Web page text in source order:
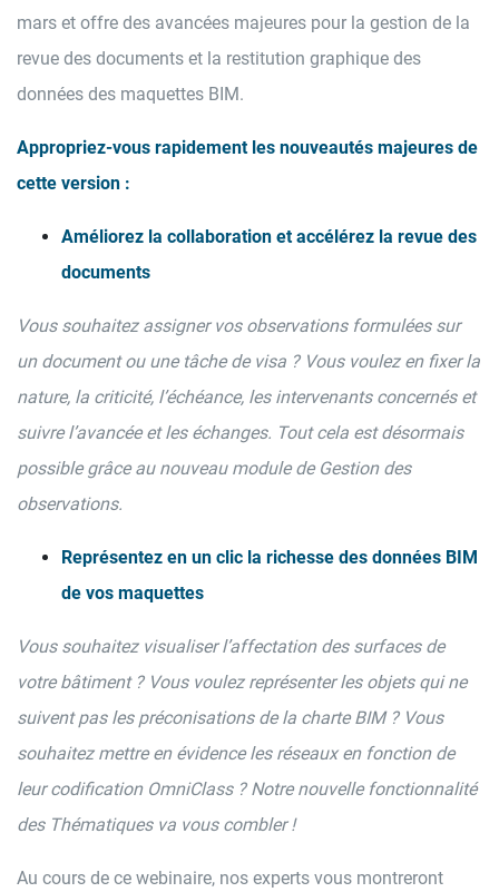
mars et offre des avancées majeures pour la gestion de la
revue des documents et la restitution graphique des
données des maquettes BIM.
Appropriez-vous rapidement les nouveautés majeures de
cette version :
Améliorez la collaboration et accélérez la revue des
documents
Vous souhaitez assigner vos observations formulées sur
un document ou une tâche de visa ? Vous voulez en fixer la
nature, la criticité, l’échéance, les intervenants concernés et
suivre l’avancée et les échanges. Tout cela est désormais
possible grâce au nouveau module de Gestion des
observations.
Représentez en un clic la richesse des données BIM
de vos maquettes
Vous souhaitez visualiser l’affectation des surfaces de
votre bâtiment ? Vous voulez représenter les objets qui ne
suivent pas les préconisations de la charte BIM ? Vous
souhaitez mettre en évidence les réseaux en fonction de
leur codification OmniClass ? Notre nouvelle fonctionnalité
des Thématiques va vous combler !
Au cours de ce webinaire, nos experts vous montreront